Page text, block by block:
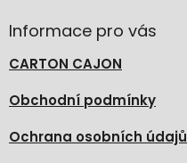
Informace pro vás
CARTON CAJON
Obchodní podmínky
Ochrana osobních údajů